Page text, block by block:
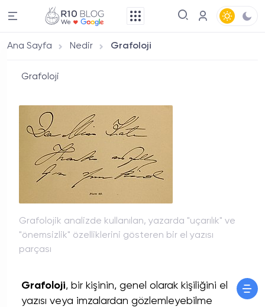
Grafoloji, bir kişinin, genel olarak kişiliğini el
yazısı veya imzalardan gözlemleyebilme
Ana Sayfa Nedir Grafoloji
Grafoloji
Grafolojik analizde kullanılan, yazarda "uçarılık" ve
"önemsizlik" özelliklerini gösteren bir el yazısı
parçası